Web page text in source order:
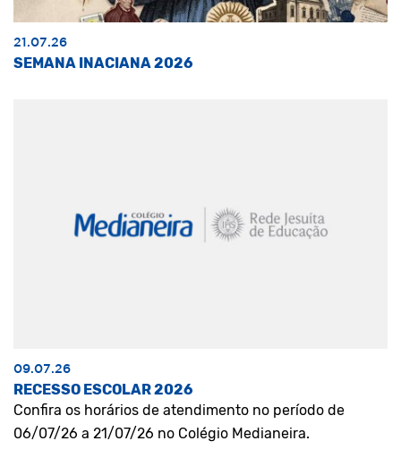
21.07.26
SEMANA INACIANA 2026
09.07.26
RECESSO ESCOLAR 2026
Confira os horários de atendimento no período de
06/07/26 a 21/07/26 no Colégio Medianeira.